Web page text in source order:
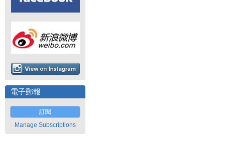
電子郵報
訂閱
Manage Subscriptions